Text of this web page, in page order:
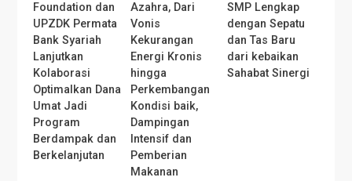
Foundation dan
UPZDK Permata
Bank Syariah
Lanjutkan
Kolaborasi
Optimalkan Dana
Umat Jadi
Program
Berdampak dan
Berkelanjutan
Azahra, Dari
Vonis
Kekurangan
Energi Kronis
hingga
Perkembangan
Kondisi baik,
Dampingan
Intensif dan
Pemberian
Makanan
SMP Lengkap
dengan Sepatu
dan Tas Baru
dari kebaikan
Sahabat Sinergi